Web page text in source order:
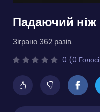
Падаючий
Зіграно 362 разів.
0 (0